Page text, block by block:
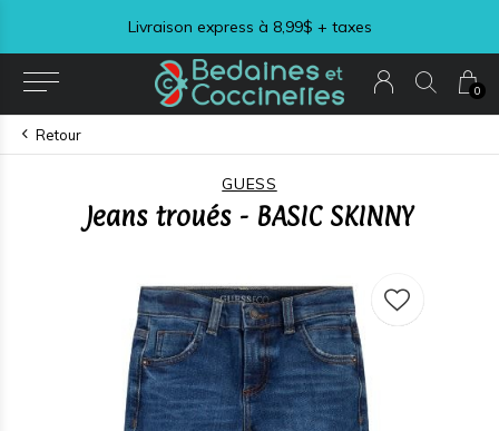
0
Livraison express à 8,99$ + taxes
Retour
GUESS
Jeans troués - BASIC SKINNY